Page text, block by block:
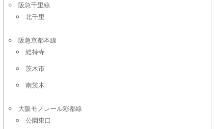
阪急千里線
北千里
阪急京都本線
総持寺
茨木市
南茨木
大阪モノレール彩都線
公園東口